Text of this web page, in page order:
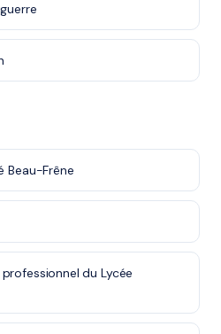
Beau-Frêne
du Lycée